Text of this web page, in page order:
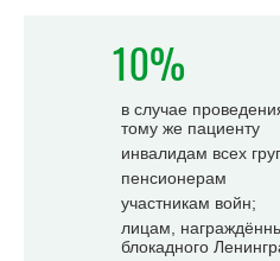
10%
в случае
тому же пациенту
инвалидам всех
пенсионерам
участникам войн;
лицам,
блокадного